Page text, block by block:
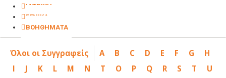
ΙΑΤΡΙΚΗ
ΓΕΝΙΚΑ
ΒΟΗΘΗΜΑΤΑ
Όλοι οι Συγγραφείς A B C D E F G
H
I
J K L M N T O P Q R S T
U